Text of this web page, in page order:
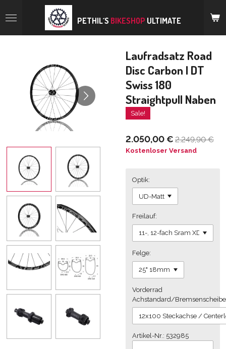
Hauptinhalt
PETHIL´S BIKESHOP ULTIMATE
Laufradsatz Road
Disc Carbon | DT
Swiss 180
Straightpull Naben
Sale!
2.050,00 € 2.249,90 €
Kostenloser Versand
Optik:
Freilauf:
Felge:
Vorderrad
Achstandard/
Artikel-Nr.: 532985